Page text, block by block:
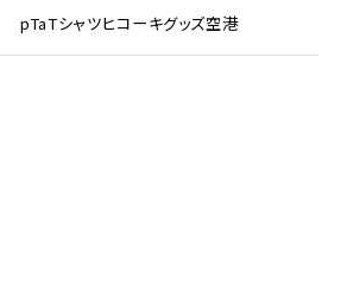
pTaTシャツヒコーキグッズ空港